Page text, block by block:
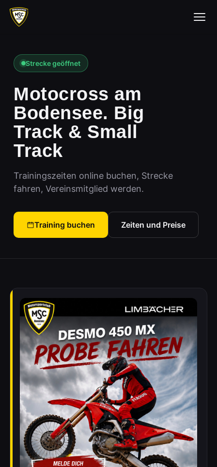
Skip to main navigation
Skip to main content
Skip to page footer
Strecke geöffnet
Motocross am
Bodensee. Big
Track & Small
Track
Trainingszeiten online buchen, Strecke
fahren, Vereinsmitglied werden.
Training buchen Zeiten und Preise